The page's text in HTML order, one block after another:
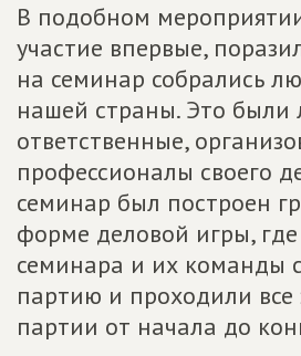
В подобном
участие впервые,
на семинар собрались
нашей страны. Это были
ответственные,
профессионалы своего
семинар был построен
форме деловой игры, где
семинара и их команды
партию и проходили все
партии от начала до